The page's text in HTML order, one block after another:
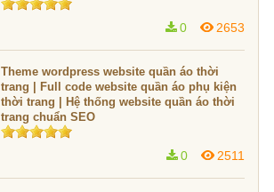
2653
0
Theme wordpress website quần áo thời
trang | Full code website quần áo phụ kiện
thời trang | Hệ thống website quần áo thời
trang chuẩn SEO
2511
0